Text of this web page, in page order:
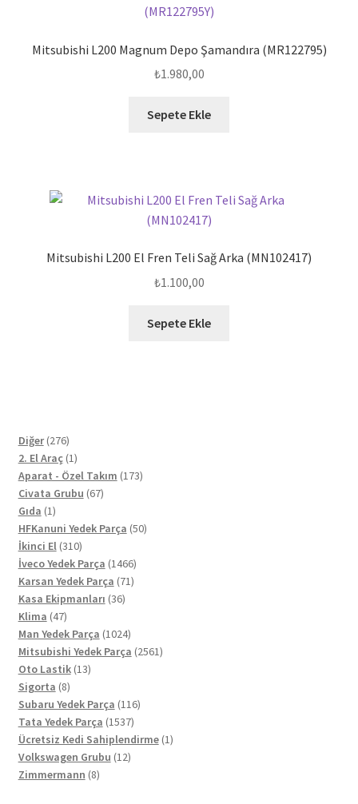
Mitsubishi L200 Magnum Depo Şamandıra (MR122795)
₺1.980,00
Sepete Ekle
Mitsubishi L200 El Fren Teli Sağ Arka (MN102417)
₺1.100,00
Sepete Ekle
Diğer 276276
ürün
2. El Araç 11
ürün
Aparat - Özel Takım 173173
Civata Grubu 6767
Gıda 11
ürün
HFKanuni Yedek Parça 5050
İkinci El 310310
ürün
İveco Yedek Parça 14661466
ürün
Karsan Yedek Parça 7171
Kasa Ekipmanları 3636
Klima 4747
ürün
Man Yedek Parça 10241024
ürün
Mitsubishi Yedek Parça 25612561
Oto Lastik 1313
Sigorta 88
ürün
Subaru Yedek Parça 116116
Tata Yedek Parça 15371537
ürün
Ücretsiz Kedi Sahiplendirme 11
Volkswagen Grubu 1212
Zimmermann 88